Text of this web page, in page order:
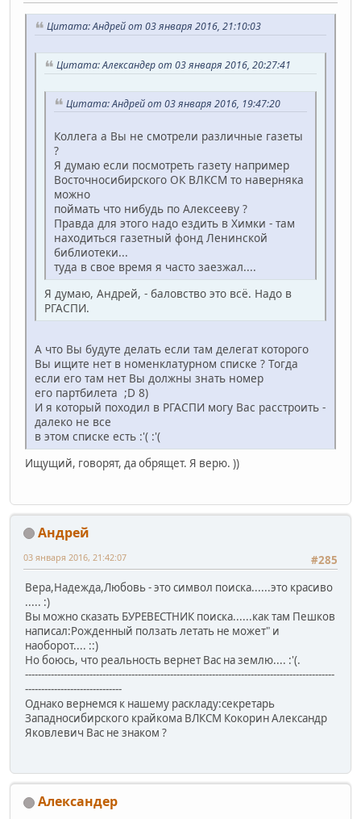
Цитата: Андрей от 03 января 2016, 21:10:03
Цитата: Александер от 03 января 2016, 20:27:41
Цитата: Андрей от 03 января 2016, 19:47:20
Коллега а Вы не смотрели различные газеты
?
Я думаю если посмотреть газету например
Восточносибирского ОК ВЛКСМ то наверняка
можно
поймать что нибудь по Алексееву ?
Правда для этого надо ездить в Химки - там
находиться газетный фонд Ленинской
библиотеки...
туда в свое время я часто заезжал....
Я думаю, Андрей, - баловство это всё. Надо в
РГАСПИ.
А что Вы будуте делать если там делегат которого
Вы ищите нет в номенклатурном списке ? Тогда
если его там нет Вы должны знать номер
его партбилета ;D 8)
И я который походил в РГАСПИ могу Вас расстроить -
далеко не все
в этом списке есть :'( :'(
Ищущий, говорят, да обрящет. Я верю. ))
Андрей
#285
03 января 2016, 21:42:07
Вера,Надежда,Любовь - это символ поиска......это красиво
..... :)
Вы можно сказать БУРЕВЕСТНИК поиска......как там Пешков
написал:Рожденный ползать летать не может" и
наоборот.... ::)
Но боюсь, что реальность вернет Вас на землю.... :'(.
------------------------------------------------------------------------------------------------
------------------------------
Однако вернемся к нашему раскладу:секретарь
Западносибирского крайкома ВЛКСМ Кокорин Александр
Яковлевич Вас не знаком ?
Александер